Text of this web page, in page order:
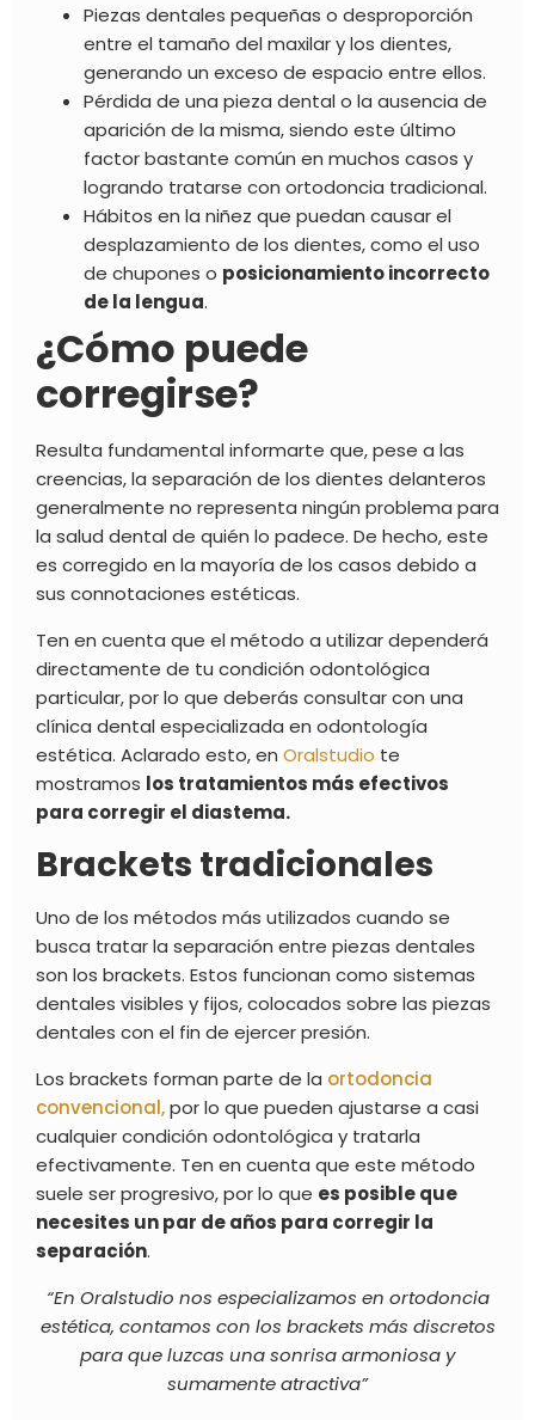
Piezas dentales pequeñas o desproporción
entre el tamaño del maxilar y los dientes,
generando un exceso de espacio entre ellos.
Pérdida de una pieza dental o la ausencia de
aparición de la misma, siendo este último
factor bastante común en muchos casos y
logrando tratarse con ortodoncia tradicional.
Hábitos en la niñez que puedan causar el
desplazamiento de los dientes, como el uso
de chupones o posicionamiento incorrecto
de la lengua.
¿Cómo puede
corregirse?
Resulta fundamental informarte que, pese a las
creencias, la separación de los dientes delanteros
generalmente no representa ningún problema para
la salud dental de quién lo padece. De hecho, este
es corregido en la mayoría de los casos debido a
sus connotaciones estéticas.
Ten en cuenta que el método a utilizar dependerá
directamente de tu condición odontológica
particular, por lo que deberás consultar con una
clínica dental especializada en odontología
estética. Aclarado esto, en Oralstudio te
mostramos los tratamientos más efectivos
para corregir el diastema.
Brackets tradicionales
Uno de los métodos más utilizados cuando se
busca tratar la separación entre piezas dentales
son los brackets. Estos funcionan como sistemas
dentales visibles y fijos, colocados sobre las piezas
dentales con el fin de ejercer presión.
Los brackets forman parte de la ortodoncia
convencional,por lo que pueden ajustarse a casi
cualquier condición odontológica y tratarla
efectivamente. Ten en cuenta que este método
suele ser progresivo, por lo que es posible que
necesites un par de años para corregir la
separación.
“En Oralstudio nos especializamos en ortodoncia
estética, contamos con los brackets más discretos
para que luzcas una sonrisa armoniosa y
sumamente atractiva”